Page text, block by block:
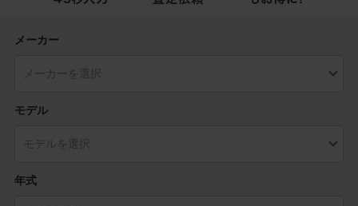
メーカー
モデル
年式